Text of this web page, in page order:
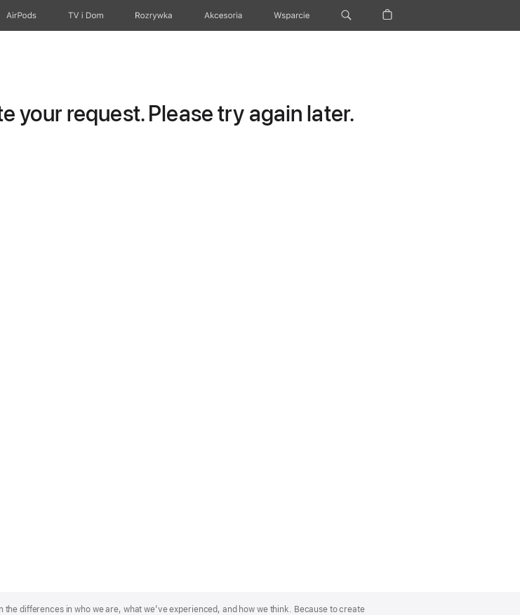
AirPods TV i Dom Rozrywka Akcesoria Wsparcie
your request. Please try again later.
differences in who we are, what we’ve experienced, and how we think. Because to create